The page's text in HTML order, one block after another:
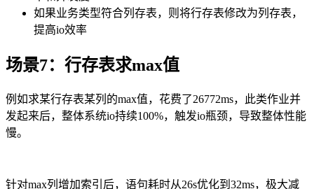
如果业务类型符合列存表，则将行存表修改为列存表，
提高io效率
场景7：行存表求max值
例如求某行存表某列的max值，花费了26772ms，此类作业并
发起来后，整体系统io持续100%，触发io瓶颈，导致整体性能
慢。
针对max列增加索引后，语句耗时从26s优化到 32ms，极大减